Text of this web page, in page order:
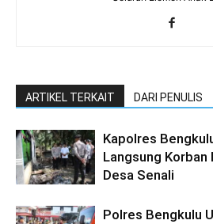
ARTIKEL TERKAIT DARI PENULIS
Kapolres
Langsung Korban
Desa Senali
Polres Bengkulu